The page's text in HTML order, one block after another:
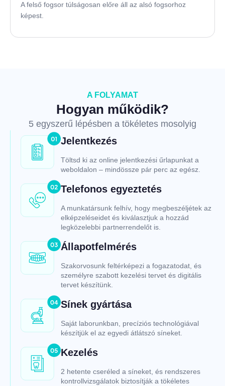
A felső fogsor túlságosan előre áll az alsó fogsorhoz
képest.
A FOLYAMAT
Hogyan működik?
5 egyszerű lépésben a tökéletes mosolyig
Jelentkezés
Töltsd ki az online jelentkezési űrlapunkat a
weboldalon – mindössze pár perc az egész.
Telefonos egyeztetés
A munkatársunk felhív, hogy megbeszéljétek az
elképzeléseidet és kiválasztjuk a hozzád
legközelebbi partnerrendelőt is.
Állapotfelmérés
Szakorvosunk feltérképezi a fogazatodat, és
személyre szabott kezelési tervet és digitális
tervet készítünk.
Sínek gyártása
Saját laborunkban, precíziós technológiával
készítjük el az egyedi átlátszó síneket.
Kezelés
2 hetente cseréled a síneket, és rendszeres
kontrollvizsgálatok biztosítják a tökéletes